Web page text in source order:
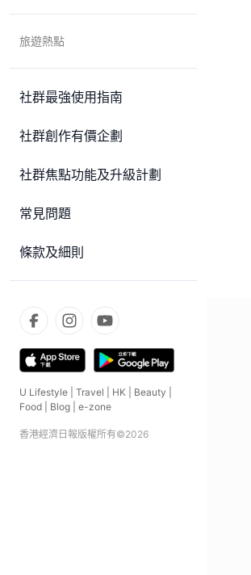
旅遊熱點
社群最強使用指南
社群創作有價企劃
社群焦點功能及升級計劃
常見問題
條款及細則
U Lifestyle Travel HK Beauty
Food
Blog e-zone
香港經濟日報版權所有©2026